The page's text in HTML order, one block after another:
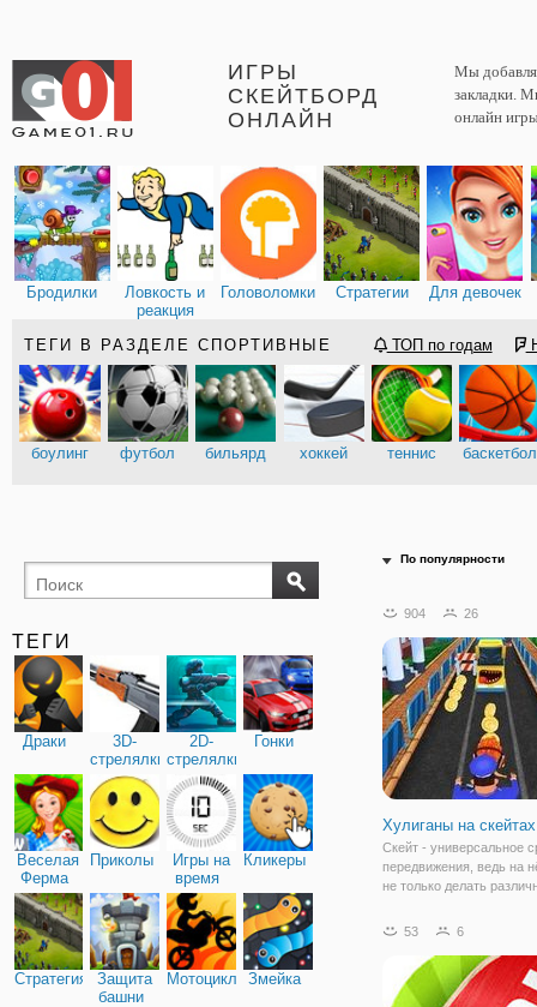
ИГРЫ
СКЕЙТБОРД
ОНЛАЙН
Мы
закладки.
онлайн
Бродилки
Ловкость и
реакция
Головоломки Стратегии Для девочек
ТЕГИ В РАЗДЕЛЕ СПОРТИВНЫЕ ТОП по годам
боулинг футбол бильярд хоккей теннис баскетбол
ТЕГИ
Драки
3D-
стрелялки
2D-
стрелялки
Гонки
Веселая
Ферма
Приколы
Игры на
время
Кликеры
Стратегия
Защита
башни
МотоциклыЗмейка
По популярности
904 26
Хулиганы на скейтах
Скейт - универсальное
передвижения, ведь на
не только делать
городу, а также
ребята используют
53 6